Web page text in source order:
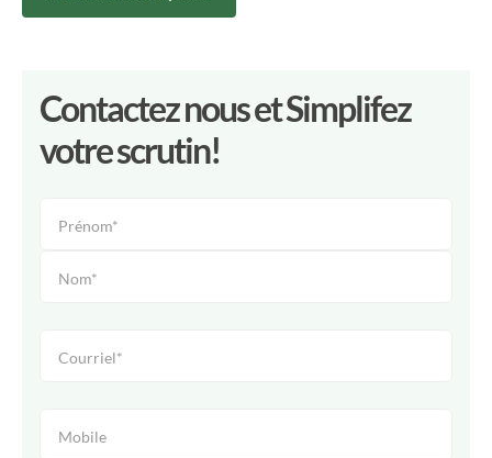
Contactez nous et Simplifez
votre scrutin!